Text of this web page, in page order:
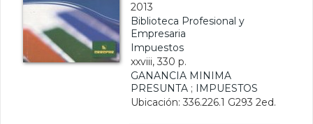
2013
Biblioteca Profesional y
Empresaria
Impuestos
xxviii, 330 p.
GANANCIA MINIMA
PRESUNTA ; IMPUESTOS
Ubicación: 336.226.1 G293 2ed.